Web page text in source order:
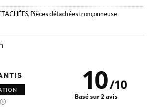
,Pièces détachées tronçonneuse
10/10
Basé sur 2 avis